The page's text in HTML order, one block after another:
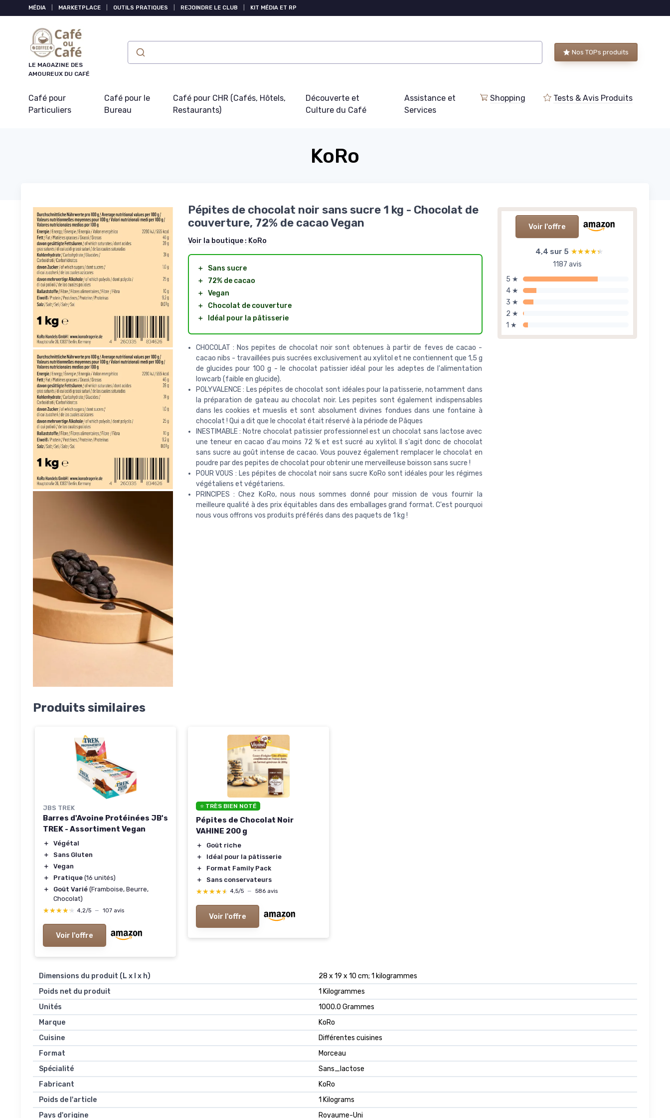
MÉDIA MARKETPLACE OUTILS PRATIQUES REJOINDRE LE CLUB KIT MÉDIA ET RP
LE MAGAZINE DES
AMOUREUX DU CAFÉ
Nos TOPs produits
Café pour
Particuliers
Café pour le
Bureau
Café pour CHR (Cafés, Hôtels,
Restaurants)
Découverte et
Culture du Café
Assistance et
Services
Shopping Tests & Avis Produits
KoRo
Voir l'offre
4,4 sur 5 ★★★★★
★★★★★
1187 avis
5 ★
4 ★
3 ★
2 ★
1 ★
Pépites de chocolat noir sans sucre 1 kg - Chocolat de
couverture, 72% de cacao Vegan
Voir la boutique : KoRo
＋
Sans sucre
＋
72% de cacao
＋ Vegan
＋
Chocolat de couverture
＋
Idéal pour la pâtisserie
CHOCOLAT : Nos pepites de chocolat noir sont obtenues à partir de feves de cacao -
cacao nibs - travaillées puis sucrées exclusivement au xylitol et ne contiennent que 1,5 g
de glucides pour 100 g - le chocolat patissier idéal pour les adeptes de l'alimentation
lowcarb (faible en glucide).
POLYVALENCE : Les pépites de chocolat sont idéales pour la patisserie, notamment dans
la préparation de gateau au chocolat noir. Les pepites sont également indispensables
dans les cookies et mueslis et sont absolument divines fondues dans une fontaine à
chocolat ! Qui a dit que le chocolat était réservé à la période de Pâques
INESTIMABLE : Notre chocolat patissier professionnel est un chocolat sans lactose avec
une teneur en cacao d'au moins 72 % et est sucré au xylitol. Il s'agit donc de chocolat
sans sucre au goût intense de cacao. Vous pouvez également remplacer le chocolat en
poudre par des pepites de chocolat pour obtenir une merveilleuse boisson sans sucre !
POUR VOUS : Les pépites de chocolat noir sans sucre KoRo sont idéales pour les régimes
végétaliens et végétariens.
PRINCIPES : Chez KoRo, nous nous sommes donné pour mission de vous fournir la
meilleure qualité à des prix équitables dans des emballages grand format. C'est pourquoi
nous vous offrons vos produits préférés dans des paquets de 1 kg !
Produits similaires
JBS TREK
Barres d'Avoine Protéinées JB's
TREK - Assortiment Vegan
＋
Végétal
＋
Sans Gluten
＋
Vegan
＋
Pratique (16 unités)
＋
Goût Varié (Framboise, Beurre,
Chocolat)
★★★★★
★★★★★ 4,2/5 — 107 avis
Voir l'offre
⭐ TRÈS BIEN NOTÉ
Pépites de Chocolat Noir
VAHINE 200 g
＋
Goût riche
＋
Idéal pour la pâtisserie
＋
Format Family Pack
＋
Sans conservateurs
★★★★★
★★★★★ 4,5/5 — 586 avis
Voir l'offre
Dimensions du produit (L x l x h)
‎28 x 19 x 10 cm; 1 kilogrammes
Poids net du produit
‎1 Kilogrammes
Unités
‎1000.0 Grammes
Marque
‎KoRo
Cuisine
‎Différentes cuisines
Format
‎Morceau
Spécialité
‎Sans_lactose
Fabricant
‎KoRo
Poids de l'article
‎1 Kilograms
Pays d'origine
‎Royaume-Uni
Panneau de gestion des cookies